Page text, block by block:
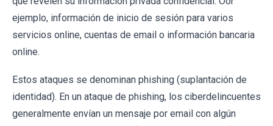
ejemplo, información de inicio de sesión para varios
servicios online, cuentas de email o información bancaria
online.
Estos ataques se denominan phishing (suplantación de
identidad). En un ataque de phishing, los ciberdelincuentes
generalmente envían un mensaje por email con algún